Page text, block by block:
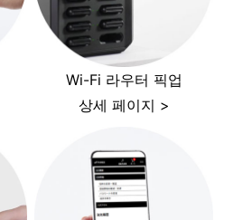
Wi-Fi 라우터 픽업
상세 페이지 >